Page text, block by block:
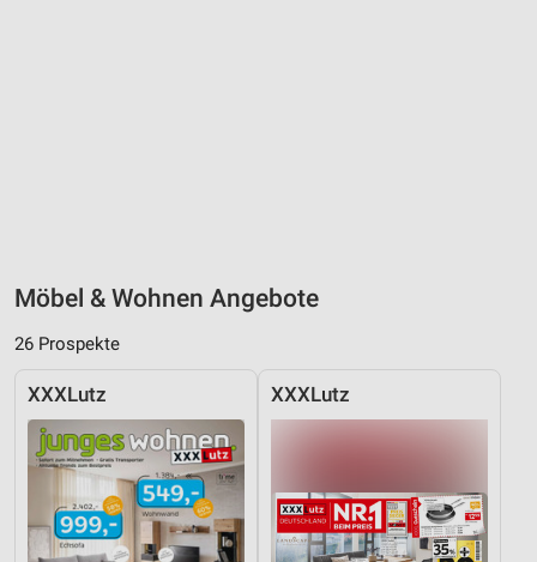
Möbel & Wohnen Angebote
26 Prospekte
XXXLutz XXXLutz